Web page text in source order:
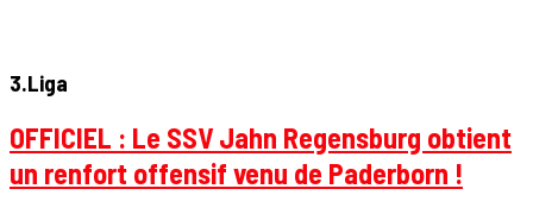
3.Liga
OFFICIEL : Le SSV Jahn Regensburg obtient
un renfort offensif venu de Paderborn !